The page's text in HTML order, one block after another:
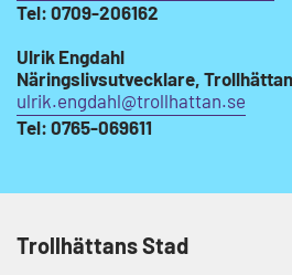
Tel: 0709-206162
Ulrik Engdahl
Näringslivsutvecklare,
ulrik.engdahl@trollhattan.se
Tel: 0765-069611
Trollhättans Stad